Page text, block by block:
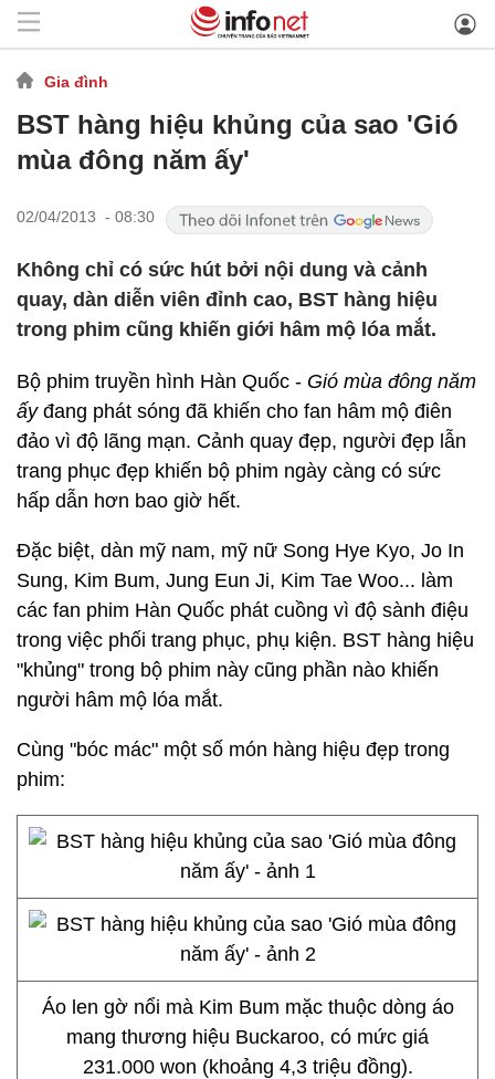
Gia đình
BST hàng hiệu khủng của sao 'Gió
mùa đông năm ấy'
02/04/2013 - 08:30
Không chỉ có sức hút bởi nội dung và cảnh
quay, dàn diễn viên đỉnh cao, BST hàng hiệu
trong phim cũng khiến giới hâm mộ lóa mắt.
Bộ phim truyền hình Hàn Quốc - Gió mùa đông năm
ấyđang phát sóng đã khiến cho fan hâm mộ điên
đảo vì độ lãng mạn. Cảnh quay đẹp, người đẹp lẫn
trang phục đẹp khiến bộ phim ngày càng có sức
hấp dẫn hơn bao giờ hết.
Đặc biệt, dàn mỹ nam, mỹ nữ Song Hye Kyo, Jo In
Sung, Kim Bum, Jung Eun Ji, Kim Tae Woo... làm
các fan phim Hàn Quốc phát cuồng vì độ sành điệu
trong việc phối trang phục, phụ kiện. BST hàng hiệu
"khủng" trong bộ phim này cũng phần nào khiến
người hâm mộ lóa mắt.
Cùng "bóc mác" một số món hàng hiệu đẹp trong
phim:
Áo len gờ nổi mà Kim Bum mặc thuộc dòng áo
mang thương hiệu Buckaroo, có mức giá
231.000 won (khoảng 4,3 triệu đồng).